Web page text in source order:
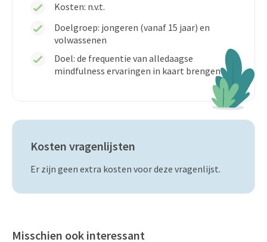
Kosten: n.v.t.
Doelgroep: jongeren (vanaf 15 jaar) en
volwassenen
Doel: de frequentie van alledaagse
mindfulness ervaringen in kaart brengen
Kosten vragenlijsten
Er zijn geen extra kosten voor deze vragenlijst.
Misschien ook interessant